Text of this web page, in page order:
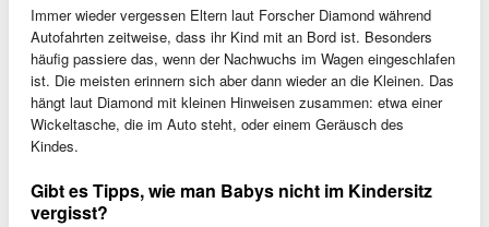
Immer wieder vergessen Eltern laut Forscher Diamond während
Autofahrten zeitweise, dass ihr Kind mit an Bord ist. Besonders
häufig passiere das, wenn der Nachwuchs im Wagen eingeschlafen
ist. Die meisten erinnern sich aber dann wieder an die Kleinen. Das
hängt laut Diamond mit kleinen Hinweisen zusammen: etwa einer
Wickeltasche, die im Auto steht, oder einem Geräusch des
Kindes.
Gibt es Tipps, wie man Babys nicht im Kindersitz
vergisst?